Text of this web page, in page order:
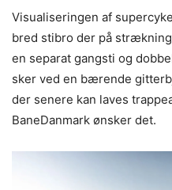
Visualiseringen af
bred stibro der på
en separat gangsti og
sker ved en bærende
der senere kan laves
BaneDanmark ønsker det.